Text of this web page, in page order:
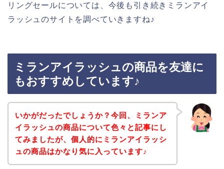
リングセールについては、今後も引き続きミランアイ
ラッシュのサイトを調べていきますね♪
ミランアイラッシュの商品を友達に
もおすすめしています♪
いかがだったでしょうか？今回、ミランア
イラッシュの商品について色々と記事にし
てみましたが、個人的にミランアイラッシ
ュの商品はかなり気に入っています♪